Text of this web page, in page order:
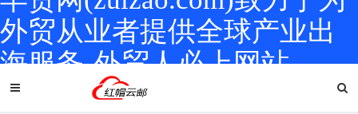
外贸从业者提供全球产业出
海服务-外贸人必上网站